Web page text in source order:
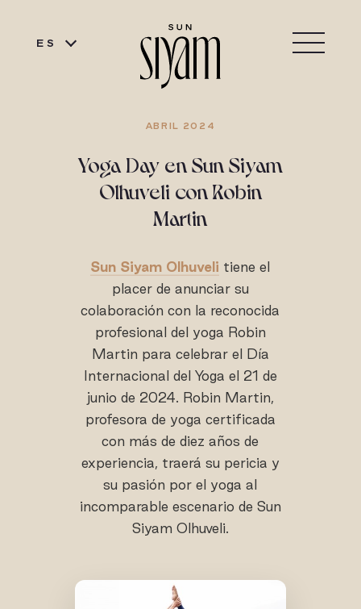
ES
ABRIL 2024
Yoga Day en Sun Siyam
Olhuveli con Robin
Martin
Sun Siyam Olhuveli tiene el
placer de anunciar su
colaboración con la reconocida
profesional del yoga Robin
Martin para celebrar el Día
Internacional del Yoga el 21 de
junio de 2024. Robin Martin,
profesora de yoga certificada
con más de diez años de
experiencia, traerá su pericia y
su pasión por el yoga al
incomparable escenario de Sun
Siyam Olhuveli.